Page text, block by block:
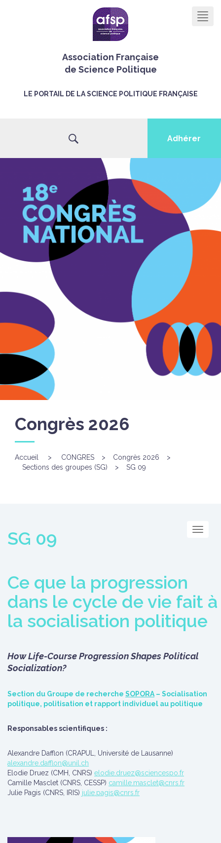
Association Française
de Science Politique
LE PORTAIL DE LA SCIENCE POLITIQUE FRANÇAISE
Adhérer
Congrès 2026
Accueil > CONGRES > Congrès 2026
>
Sections des groupes (SG)
> SG 09
Menu
SG 09
Ce que la progression
dans le cycle de vie fait à
la socialisation politique
How Life-Course Progression Shapes Political
Socialization?
Section du Groupe de recherche SOPORA – Socialisation
politique, politisation et rapport individuel au politique
Responsables scientifiques :
Alexandre Dafflon (CRAPUL, Université de Lausanne)
alexandre.dafflon@unil.ch
Elodie Druez (CMH, CNRS) elodie.druez@sciencespo.fr
Camille Masclet (CNRS, CESSP) camille.masclet@cnrs.fr
Julie Pagis (CNRS, IRIS) julie.pagis@cnrs.fr